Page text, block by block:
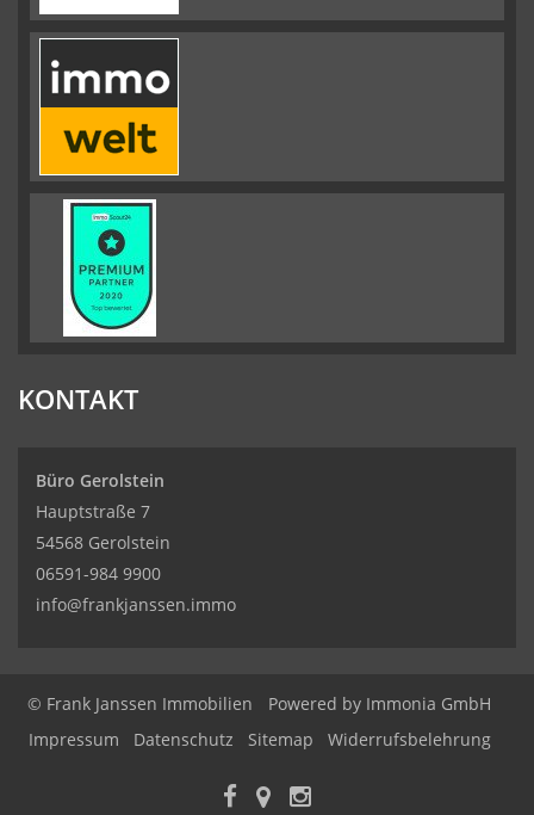
KONTAKT
Büro Gerolstein
Hauptstraße 7
54568 Gerolstein
06591-984 9900
info@frankjanssen.immo
© Frank Janssen Immobilien
Powered by Immonia GmbH
Impressum
Datenschutz Sitemap Widerrufsbelehrung